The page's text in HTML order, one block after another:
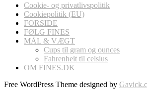
Cookie- og privatlivspolitik
Cookiepolitik (EU)
FORSIDE
FØLG FINES
MÅL & VÆGT
Cups til gram og ounces
Fahrenheit til celsius
OM FINES.DK
Free WordPress Theme designed by